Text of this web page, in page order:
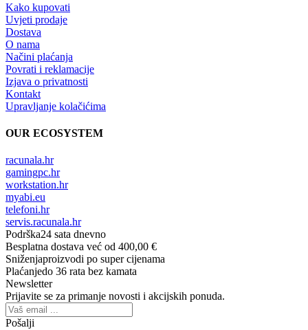
Kako kupovati
Uvjeti prodaje
Dostava
O nama
Načini plaćanja
Povrati i reklamacije
Izjava o privatnosti
Kontakt
Upravljanje kolačićima
OUR ECOSYSTEM
racunala.hr
gamingpc.hr
workstation.hr
myabi.eu
telefoni.hr
servis.racunala.hr
Podrška24 sata dnevno
Besplatna dostava već od 400,00 €
Sniženjaproizvodi po super cijenama
Plaćanjedo 36 rata bez kamata
Newsletter
Prijavite se za primanje novosti i akcijskih ponuda.
Pošalji